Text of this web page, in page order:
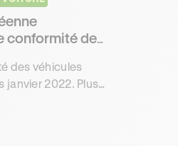
conformité des
des véhicules
janvier 2022. Plus